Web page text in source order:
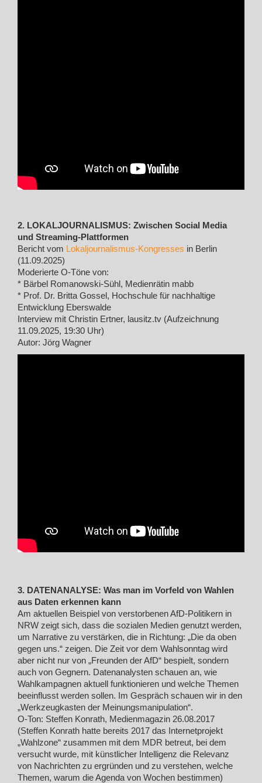
2. LOKALJOURNALISMUS: Zwischen Social Media
und Streaming-Plattformen
Bericht vom Lokaljournalismus-Kongresses in Berlin
(11.09.2025)
Moderierte O-Töne von:
* Bärbel Romanowski-Sühl, Medienrätin mabb
* Prof. Dr. Britta Gossel, Hochschule für nachhaltige
Entwicklung Eberswalde
Interview mit Christin Ertner, lausitz.tv (Aufzeichnung
11.09.2025, 19:30 Uhr)
Autor: Jörg Wagner
3. DATENANALYSE: Was man im Vorfeld von Wahlen
aus Daten erkennen kann
Am aktuellen Beispiel von verstorbenen AfD-Politikern in
NRW zeigt sich, dass die sozialen Medien genutzt werden,
um Narrative zu verstärken, die in Richtung: „Die da oben
gegen uns.“ zeigen. Die Zeit vor dem Wahlsonntag wird
aber nicht nur von „Freunden der AfD“ bespielt, sondern
auch von Gegnern. Datenanalysten schauen an, wie
Wahlkampagnen aktuell funktionieren und welche Themen
beeinflusst werden sollen. Im Gespräch schauen wir in den
„Werkzeugkasten der Meinungsmanipulation“.
O-Ton: Steffen Konrath, Medienmagazin 26.08.2017
(Steffen Konrath hatte bereits 2017 das Internetprojekt
„Wahlzone“ zusammen mit dem MDR betreut, bei dem
versucht wurde, mit künstlicher Intelligenz die Relevanz
von Nachrichten zu ergründen und zu verstehen, welche
Themen, warum die Agenda von Wochen bestimmen)